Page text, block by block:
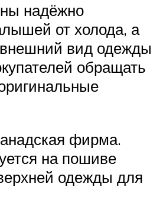
надёжно
от холода, а
вид одежды
обращать
фирма.
на пошиве
одежды для